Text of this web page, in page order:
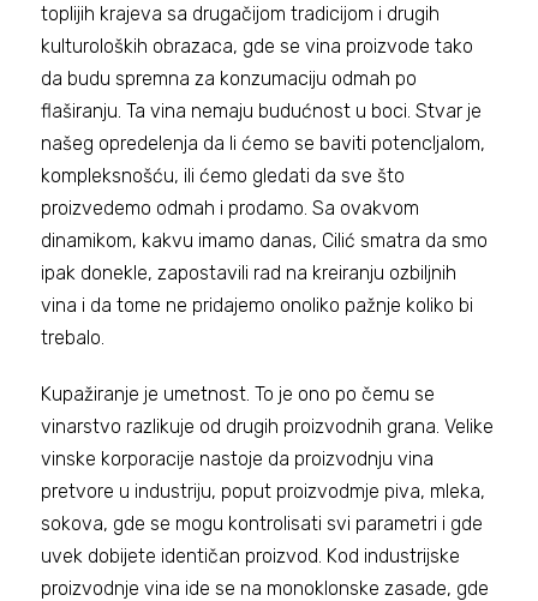
toplijih krajeva sa drugačijom tradicijom i drugih
kulturoloških obrazaca, gde se vina proizvode tako
da budu spremna za konzumaciju odmah po
flaširanju. Ta vina nemaju budućnost u boci. Stvar je
našeg opredelenja da li ćemo se baviti potencljalom,
kompleksnošću, ili ćemo gledati da sve što
proizvedemo odmah i prodamo. Sa ovakvom
dinamikom, kakvu imamo danas, Cilić smatra da smo
ipak donekle, zapostavili rad na kreiranju ozbiljnih
vina i da tome ne pridajemo onoliko pažnje koliko bi
trebalo.
Kupažiranje je umetnost. To je ono po čemu se
vinarstvo razlikuje od drugih proizvodnih grana. Velike
vinske korporacije nastoje da proizvodnju vina
pretvore u industriju, poput proizvodmje piva, mleka,
sokova, gde se mogu kontrolisati svi parametri i gde
uvek dobijete identičan proizvod. Kod industrijske
proizvodnje vina ide se na monoklonske zasade, gde